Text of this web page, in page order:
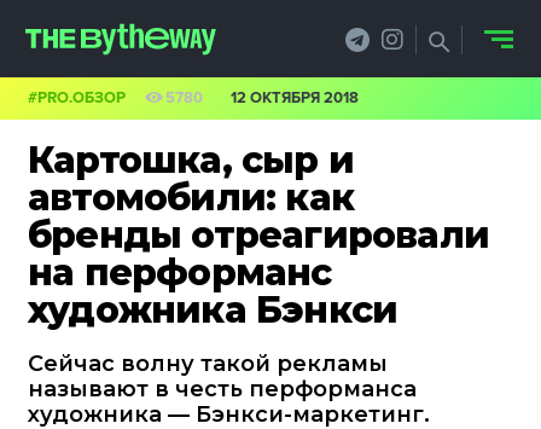
Картошка, сыр и
автомобили: как
бренды отреагировали
на перформанс
художника Бэнкси
Сейчас волну такой рекламы
называют в честь перформанса
художника — Бэнкси-маркетинг.
#PRO.ОБЗОР 5780 12 ОКТЯБРЯ 2018
PRO.ОБЗОР
КЕЙСЫ
ФИЛОСОФИЯ
КРЕАТИВА
БИЗНЕС И